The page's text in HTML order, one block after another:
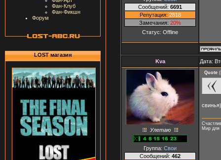
Фан-Клуб
Фан-Фикшн
Форум
LOST магазин
Сообщений: 6691
Репутация: 2818
Замечания: 20%
Статус: Offline
Kva Дата:
Улетаю
Группа: Свои
Сообщений: 462
Quote (
Мир для